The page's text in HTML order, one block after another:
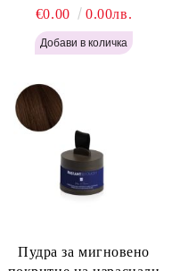
корени Светло Кафяво -
Labor Pro Instant Retouch
Powder - Light Brown H644
€0.00 0.00лв.
Пудра за мигновено